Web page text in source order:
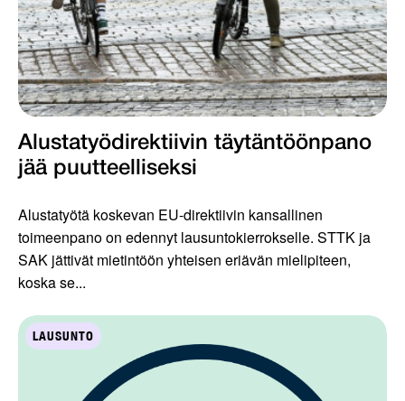
Alustatyödirektiivin täytäntöönpano
jää puutteelliseksi
Alustatyötä koskevan EU-direktiivin kansallinen
toimeenpano on edennyt lausuntokierrokselle. STTK ja
SAK jättivät mietintöön yhteisen eriävän mielipiteen,
koska se...
LAUSUNTO